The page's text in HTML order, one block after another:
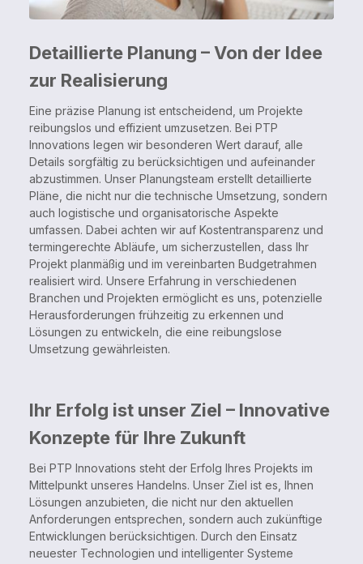
Detaillierte Planung – Von der Idee
zur Realisierung
Eine präzise Planung ist entscheidend, um Projekte
reibungslos und effizient umzusetzen. Bei PTP
Innovations legen wir besonderen Wert darauf, alle
Details sorgfältig zu berücksichtigen und aufeinander
abzustimmen. Unser Planungsteam erstellt detaillierte
Pläne, die nicht nur die technische Umsetzung, sondern
auch logistische und organisatorische Aspekte
umfassen. Dabei achten wir auf Kostentransparenz und
termingerechte Abläufe, um sicherzustellen, dass Ihr
Projekt planmäßig und im vereinbarten Budgetrahmen
realisiert wird. Unsere Erfahrung in verschiedenen
Branchen und Projekten ermöglicht es uns, potenzielle
Herausforderungen frühzeitig zu erkennen und
Lösungen zu entwickeln, die eine reibungslose
Umsetzung gewährleisten.
Ihr Erfolg ist unser Ziel – Innovative
Konzepte für Ihre Zukunft
Bei PTP Innovations steht der Erfolg Ihres Projekts im
Mittelpunkt unseres Handelns. Unser Ziel ist es, Ihnen
Lösungen anzubieten, die nicht nur den aktuellen
Anforderungen entsprechen, sondern auch zukünftige
Entwicklungen berücksichtigen. Durch den Einsatz
neuester Technologien und intelligenter Systeme